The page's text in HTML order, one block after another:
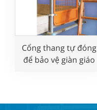
Cổng thang tự đóng
để bảo vệ giàn giáo